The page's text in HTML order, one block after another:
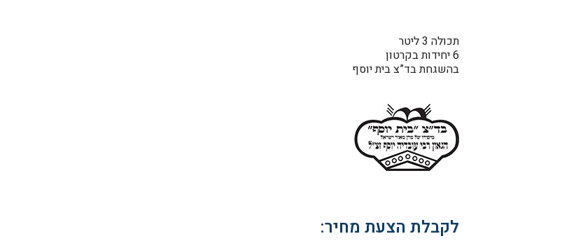
תכולה 3 ליטר
6 יחידות בקרטון
בהשגחת בד”צ בית יוסף
לקבלת הצעת מחיר: